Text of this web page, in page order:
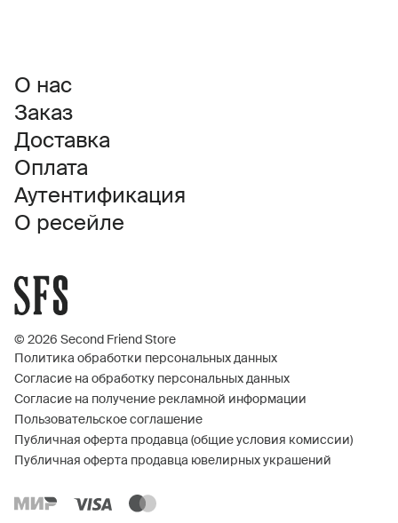
О нас
Заказ
Доставка
Оплата
Аутентификация
О ресейле
© 2026 Second Friend Store
Политика обработки персональных данных
Согласие на обработку персональных данных
Согласие на получение рекламной информации
Пользовательское соглашение
Публичная оферта продавца (общие условия комиссии)
Публичная оферта продавца ювелирных украшений